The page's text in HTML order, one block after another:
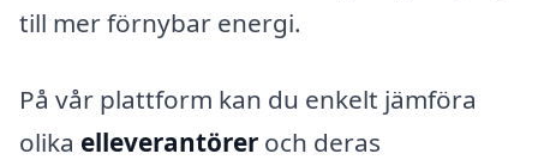
till mer förnybar energi.
På vår plattform kan du enkelt jämföra
olika elleverantörer och deras